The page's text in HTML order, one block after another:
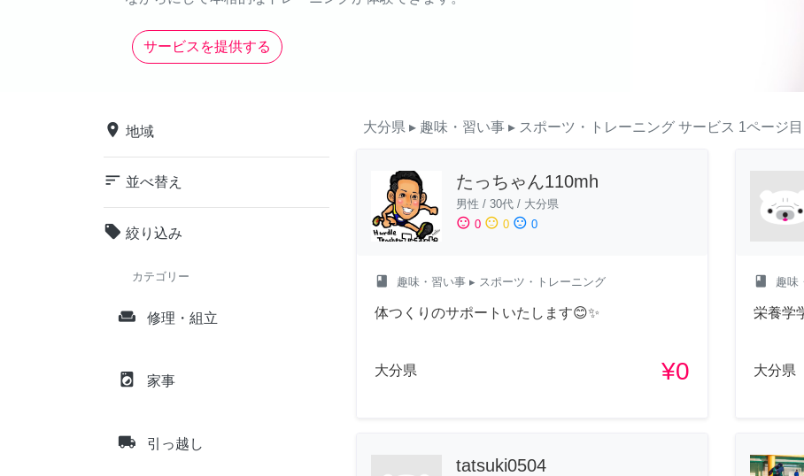
サービスを提供する
place 地域
sort 並べ替え
local_offer 絞り込み
カテゴリー
weekend 修理・組立
local_laundry_service 家事
local_shipping 引っ越し
大分県 ▸ 趣味・習い事 ▸ スポーツ・トレーニング サービス 1ページ目
たっちゃん110mh
男性 / 30代 / 大分県
sentiment_satisfied 0 sentiment_neutral 0 sentiment_dissatisfied 0
class 趣味・習い事 ▸ スポーツ・トレーニング
体つくりのサポートいたします😊✨
大分県 ¥0
class 趣味
栄養学
大分県
tatsuki0504